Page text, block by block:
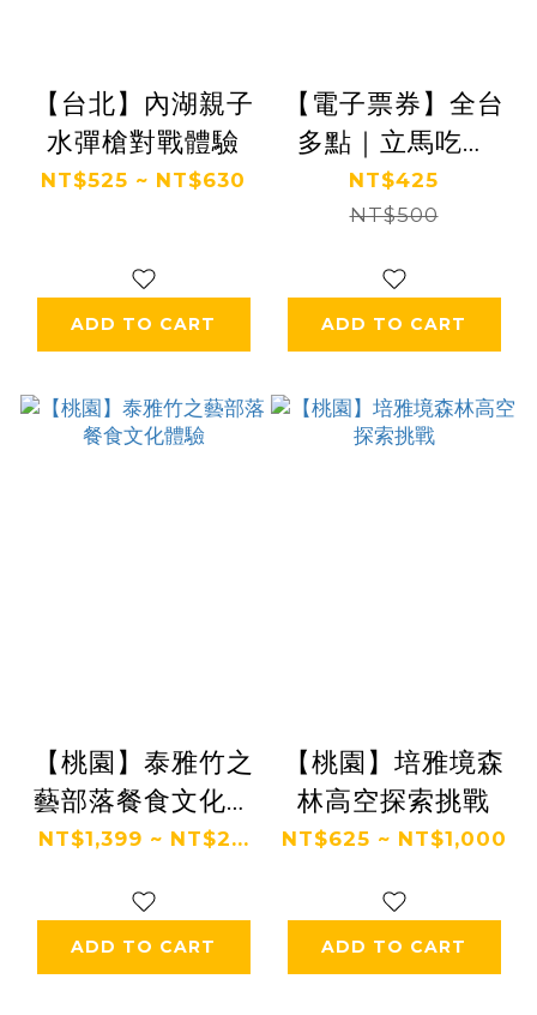
【台北】內湖親子
水彈槍對戰體驗
NT$525 ~ NT$630
ADD TO CART
【電子票券】全台
多點｜立馬吃一
鍋。有機水產火鍋
專賣E.Ma Hot
NT$425
NT$500
ADD TO CART
【桃園】泰雅竹之
藝部落餐食文化體
驗
NT$1,399 ~ NT$2...
ADD TO CART
【桃園】培雅境森
林高空探索挑戰
NT$625 ~ NT$1,000
ADD TO CART